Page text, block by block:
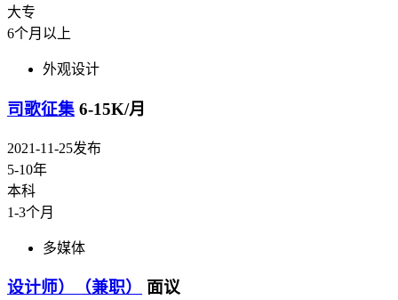
大专
6个月以上
外观设计
司歌征集 6-15K/月
2021-11-25发布
5-10年
本科
1-3个月
多媒体
设计师）（兼职） 面议